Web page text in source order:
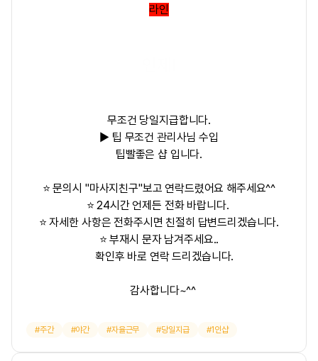
라인
무조건 당일지급합니다.
▶ 팁 무조건 관리사님 수입
팁빨좋은 샵 입니다.
⭐ 문의시 "마사지친구"보고 연락드렸어요 해주세요^^
⭐ 24시간 언제든 전화 바랍니다.
⭐ 자세한 사항은 전화주시면 친절히 답변드리겠습니다.
⭐ 부재시 문자 남겨주세요..
확인후 바로 연락 드리겠습니다.
감사합니다~^^
주간 야간 자율근무 당일지급 1인샵